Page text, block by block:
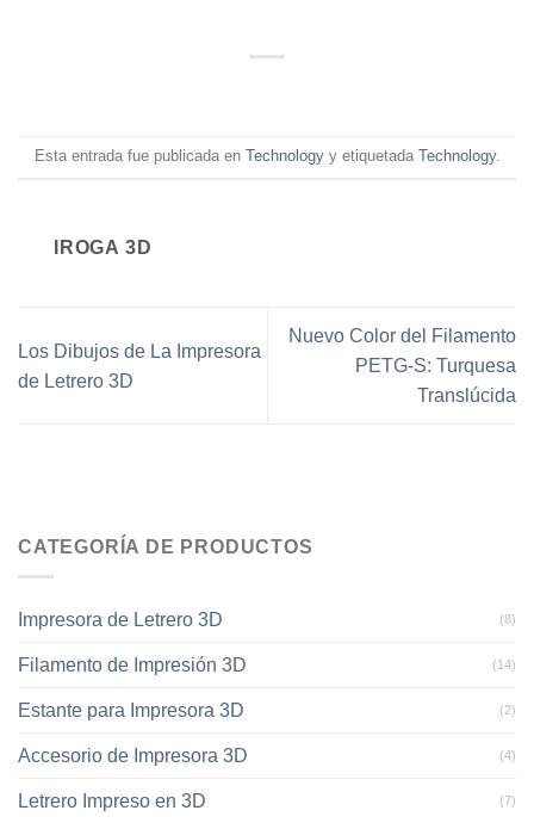
Esta entrada fue publicada en Technologyy etiquetada Technology.
IROGA 3D
Los Dibujos de La Impresora
de Letrero 3D
Nuevo Color del Filamento
PETG-S: Turquesa
Translúcida
CATEGORÍA DE PRODUCTOS
Impresora de Letrero 3D (8)
Filamento de Impresión 3D (14)
Estante para Impresora 3D (2)
Accesorio de Impresora 3D (4)
Letrero Impreso en 3D (7)